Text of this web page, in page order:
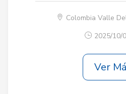
Colombia Valle
2025/10/
Ver